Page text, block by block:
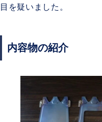
目を疑いました。
内容物の紹介